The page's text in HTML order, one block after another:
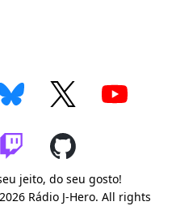
jeito, do seu gosto!
Rádio J-Hero. All rights